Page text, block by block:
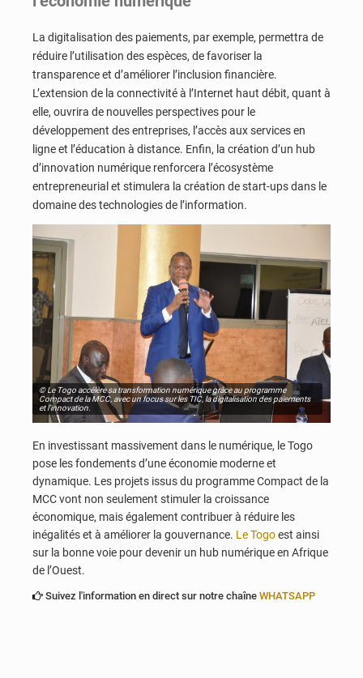
La digitalisation des paiements, par exemple, permettra de
réduire l’utilisation des espèces, de favoriser la
transparence et d’améliorer l’inclusion financière.
L’extension de la connectivité à l’Internet haut débit, quant à
elle, ouvrira de nouvelles perspectives pour le
développement des entreprises, l’accès aux services en
ligne et l’éducation à distance. Enfin, la création d’un hub
d’innovation numérique renforcera l’écosystème
entrepreneurial et stimulera la création de start-ups dans le
domaine des technologies de l’information.
© Le Togo accélère sa transformation numérique grâce au programme
Compact de la MCC, avec un focus sur les TIC, la digitalisation des paiements
et l'innovation.
En investissant massivement dans le numérique, le Togo
pose les fondements d’une économie moderne et
dynamique. Les projets issus du programme Compact de la
MCC vont non seulement stimuler la croissance
économique, mais également contribuer à réduire les
inégalités et à améliorer la gouvernance. Le Togoest ainsi
sur la bonne voie pour devenir un hub numérique en Afrique
de l’Ouest.
Suivez l'information en direct sur notre chaîne WHATSAPP